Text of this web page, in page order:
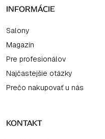
INFORMÁCIE
Salony
Magazín
Pre profesionálov
Najčastejšie otázky
Prečo nakupovať u nás
KONTAKT